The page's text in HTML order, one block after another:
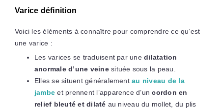
Varice définition
Voici les éléments à connaître pour comprendre ce qu’est
une varice :
Les varices se traduisent par unedilatation
anormale d’une veinesituée sous la peau.
Elles se situent généralementau niveau de la
jambe et prennent l’apparence d’uncordon en
relief bleuté et dilaté au niveau du mollet, du plis